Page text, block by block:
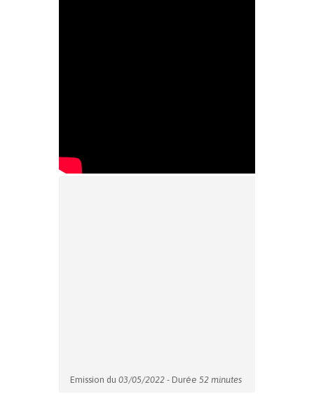
Emission du 03/05/2022 - Durée 52 minutes